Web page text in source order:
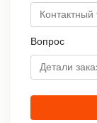
Вопрос